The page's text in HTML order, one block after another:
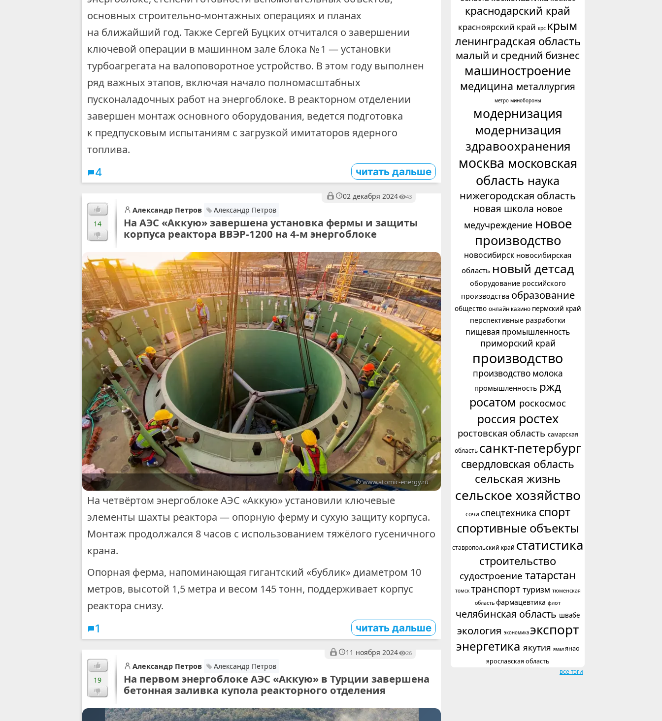
основных строительно-монтажных операциях и планах
на ближайший год. Также Сергей Буцких отчитался о завершении
ключевой операции в машинном зале блока № 1 — установки
турбоагрегата на валоповоротное устройство. В этом году выполнен
ряд важных этапов, включая начало полномасштабных
пусконаладочных работ на энергоблоке. В реакторном отделении
завершен монтаж основного оборудования, ведется подготовка
к предпусковым испытаниям с загрузкой имитаторов ядерного
топлива.
4 читать дальше
02 декабря 2024 43
14
Александр Петров Александр Петров
На АЭС «Аккую» завершена установка фермы и защиты
корпуса реактора ВВЭР-1200 на 4-м энергоблоке
© www.atomic-energy.ru
На четвёртом энергоблоке АЭС «Аккую» установили ключевые
элементы шахты реактора — опорную ферму и сухую защиту корпуса.
Монтаж продолжался 8 часов с использованием тяжёлого гусеничного
крана.
Опорная ферма, напоминающая гигантский «бублик» диаметром 10
метров, высотой 1,5 метра и весом 145 тонн, поддерживает корпус
реактора снизу.
1 читать дальше
11 ноября 2024 26
19
Александр Петров Александр Петров
На первом энергоблоке АЭС «Аккую» в Турции завершена
бетонная заливка купола реакторного отделения
краснодарский край
красноярский край крс крым
ленинградская область
малый и средний бизнес
машиностроение
медицина металлургия
метро минобороны
модернизация
модернизация
здравоохранения
москва московская
область наука
нижегородская область
новая школа новое
медучреждение новое
производство
новосибирск новосибирская
область новый детсад
оборудование российского
производства образование
общество онлайн казино пермский край
перспективные разработки
пищевая промышленность
приморский край
производство
производство молока
промышленность ржд
росатом роскосмос
россия ростех
ростовская область самарская
область санкт-петербург
свердловская область
сельская жизнь
сельское хозяйство
сочи спецтехника спорт
спортивные объекты
ставропольский край статистика
строительство
судостроение татарстан
томск транспорт туризм тюменская
область фармацевтика флот
челябинская область швабе
экология экономикаэкспорт
энергетика якутия ямалянао
ярославская область
все тэги